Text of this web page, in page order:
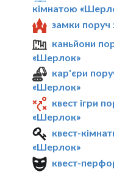
кімнатою
замки поруч
каньйони
«Шерлок»
кар'єри
«Шерлок»
квест ігри
«Шерлок»
квест-
«Шерлок»
квест-